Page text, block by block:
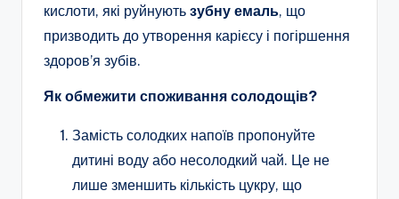
кислоти, які руйнують зубну емаль, що
призводить до утворення карієсу і погіршення
здоров’я зубів.
Як обмежити споживання солодощів?
Замість солодких напоїв пропонуйте
дитині воду або несолодкий чай. Це не
лише зменшить кількість цукру, що